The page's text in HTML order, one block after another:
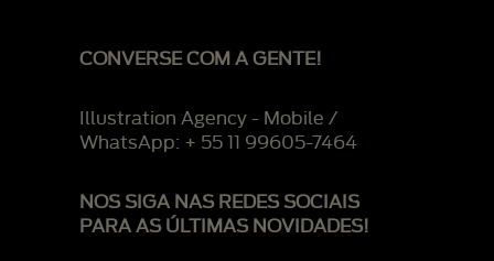
CONVERSE COM A GENTE!
Illustration Agency - Mobile /
WhatsApp: + 55 11 99605-7464
NOS SIGA NAS REDES SOCIAIS
PARA AS ÚLTIMAS NOVIDADES!